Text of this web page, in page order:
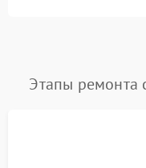
Этапы ремонта